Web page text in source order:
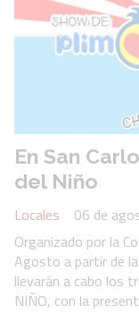
En San
del Niño
Locales
06 de
Organizado por la
Agosto a partir de
llevarán a cabo los
NIÑO, con la